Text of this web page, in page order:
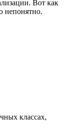
Вот как
непонятно.
классах,